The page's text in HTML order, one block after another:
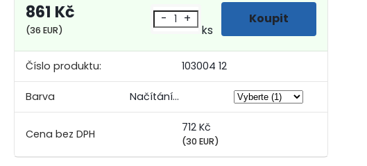
Číslo produktu: 103004 12
Barva Načítání...
712 Kč
(30 EUR)
861 Kč
(36 EUR)
- +
ks